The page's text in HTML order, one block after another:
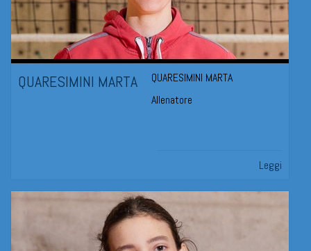
QUARESIMINI MARTA
QUARESIMINI MARTA
Allenatore
Leggi